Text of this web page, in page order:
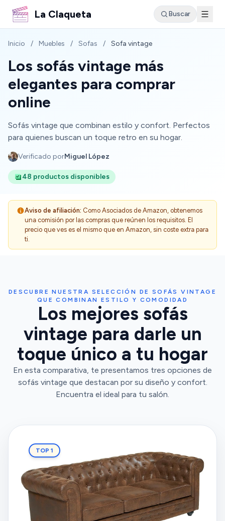
La Claqueta Buscar
Inicio / Muebles / Sofas / Sofa vintage
Los sofás vintage más
elegantes para comprar
online
Sofás vintage que combinan estilo y confort. Perfectos
para quienes buscan un toque retro en su hogar.
Verificado porMiguel López
48 productos disponibles
Aviso de afiliación: Como Asociados de Amazon, obtenemos
una comisión por las compras que reúnen los requisitos. El
precio que ves es el mismo que en Amazon, sin coste extra para
ti.
DESCUBRE NUESTRA SELECCIÓN DE SOFÁS VINTAGE
QUE COMBINAN ESTILO Y COMODIDAD
Los mejores sofás
vintage para darle un
toque único a tu hogar
En esta comparativa, te presentamos tres opciones de
sofás vintage que destacan por su diseño y confort.
Encuentra el ideal para tu salón.
TOP 1